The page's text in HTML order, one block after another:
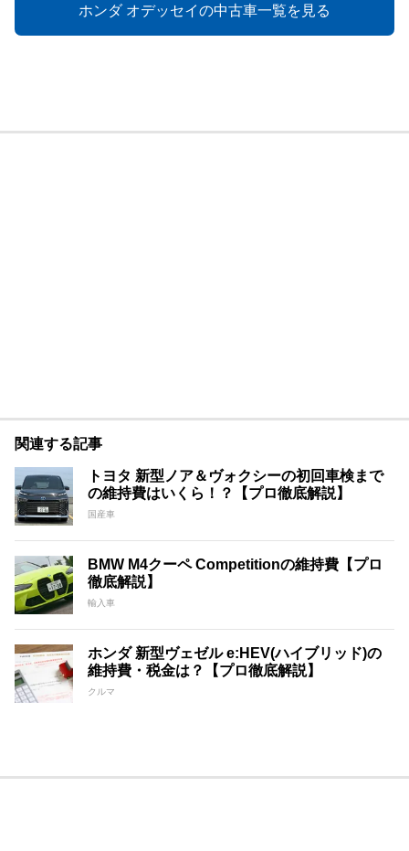
ホンダ オデッセイの中古車一覧を見る
関連する記事
トヨタ 新型ノア＆ヴォクシーの初回車検まで
の維持費はいくら！？【プロ徹底解説】
国産車
BMW M4クーペ Competitionの維持費【プロ
徹底解説】
輸入車
ホンダ 新型ヴェゼル e:HEV(ハイブリッド)の
維持費・税金は？【プロ徹底解説】
クルマ